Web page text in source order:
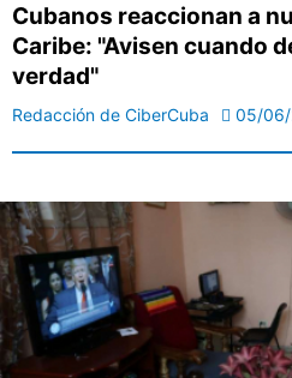
Cubanos reaccionan a
Caribe: "Avisen cuando
verdad"
Redacción de CiberCuba 05/06/